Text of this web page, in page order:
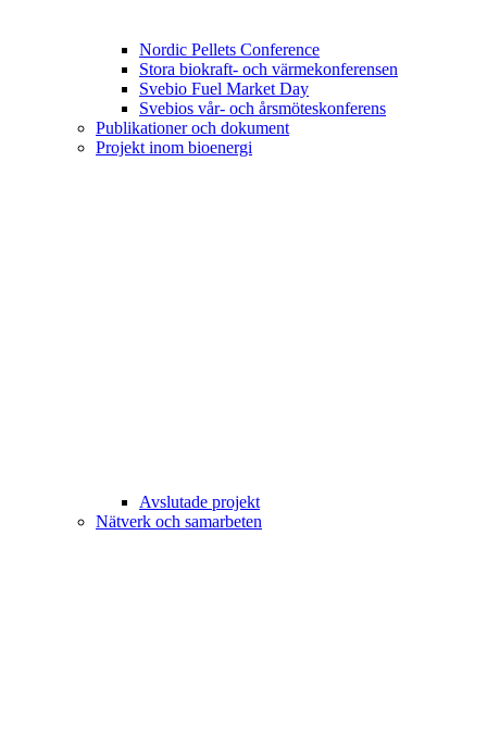
Nordic Pellets Conference
Stora biokraft- och värmekonferensen
Svebio Fuel Market Day
Svebios vår- och årsmöteskonferens
Publikationer och dokument
Projekt inom bioenergi
Avslutade projekt
Nätverk och samarbeten